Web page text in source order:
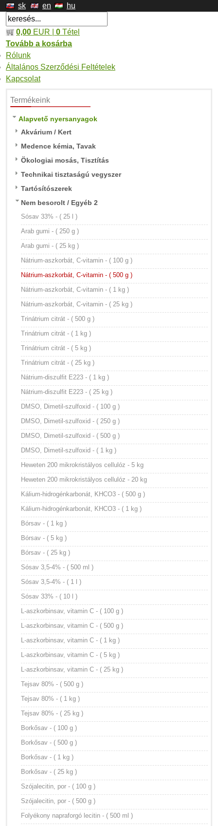
sk en hu
0,00 EUR | 0 Tétel
Tovább a kosárba
Rólunk
Általános Szerződési Feltételek
Kapcsolat
Termékeink
Alapvető nyersanyagok
Akvárium / Kert
Medence kémia, Tavak
Ökologiai mosás, Tisztítás
Technikai tisztaságú vegyszer
Tartósítószerek
Nem besorolt / Egyéb 2
Sósav 33% - ( 25 l )
Arab gumi - ( 250 g )
Arab gumi - ( 25 kg )
Nátrium-aszkorbát, C-vitamin - ( 100 g )
Nátrium-aszkorbát, C-vitamin - ( 500 g )
Nátrium-aszkorbát, C-vitamin - ( 1 kg )
Nátrium-aszkorbát, C-vitamin - ( 25 kg )
Trinátrium citrát - ( 500 g )
Trinátrium citrát - ( 1 kg )
Trinátrium citrát - ( 5 kg )
Trinátrium citrát - ( 25 kg )
Nátrium-diszulfit E223 - ( 1 kg )
Nátrium-diszulfit E223 - ( 25 kg )
DMSO, Dimetil-szulfoxid - ( 100 g )
DMSO, Dimetil-szulfoxid - ( 250 g )
DMSO, Dimetil-szulfoxid - ( 500 g )
DMSO, Dimetil-szulfoxid - ( 1 kg )
Heweten 200 mikrokristályos cellulóz - 5 kg
Heweten 200 mikrokristályos cellulóz - 20 kg
Kálium-hidrogénkarbonát, KHCO3 - ( 500 g )
Kálium-hidrogénkarbonát, KHCO3 - ( 1 kg )
Bórsav - ( 1 kg )
Bórsav - ( 5 kg )
Bórsav - ( 25 kg )
Sósav 3,5-4% - ( 500 ml )
Sósav 3,5-4% - ( 1 l )
Sósav 33% - ( 10 l )
L-aszkorbinsav, vitamin C - ( 100 g )
L-aszkorbinsav, vitamin C - ( 500 g )
L-aszkorbinsav, vitamin C - ( 1 kg )
L-aszkorbinsav, vitamin C - ( 5 kg )
L-aszkorbinsav, vitamin C - ( 25 kg )
Tejsav 80% - ( 500 g )
Tejsav 80% - ( 1 kg )
Tejsav 80% - ( 25 kg )
Borkősav - ( 100 g )
Borkősav - ( 500 g )
Borkősav - ( 1 kg )
Borkősav - ( 25 kg )
Szójalecitin, por - ( 100 g )
Szójalecitin, por - ( 500 g )
Folyékony napraforgó lecitin - ( 500 ml )